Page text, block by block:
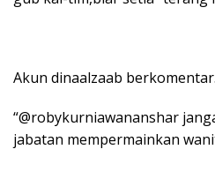
Akun dinaalzaab berkomentar.
“@robykurniawananshar
jabatan mempermainkan